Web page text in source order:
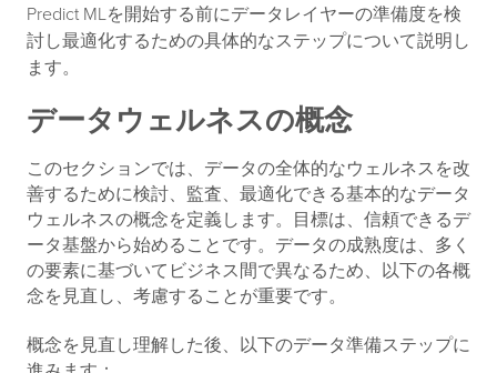
Predict MLを開始する前にデータレイヤーの準備度を検
討し最適化するための具体的なステップについて説明し
ます。
データウェルネスの概念
このセクションでは、データの全体的なウェルネスを改
善するために検討、監査、最適化できる基本的なデータ
ウェルネスの概念を定義します。目標は、信頼できるデ
ータ基盤から始めることです。データの成熟度は、多く
の要素に基づいてビジネス間で異なるため、以下の各概
念を見直し、考慮することが重要です。
概念を見直し理解した後、以下のデータ準備ステップに